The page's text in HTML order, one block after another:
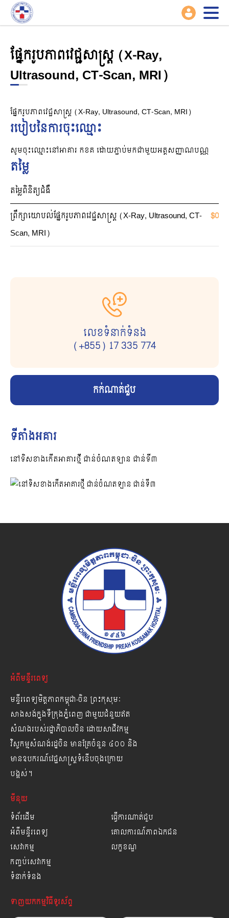
ផ្នែករូបភាពវេជ្ជសាស្ត្រ (X-Ray,
Ultrasound, CT-Scan, MRI)
ផ្នែករូបភាពវេជ្ជសាស្ត្រ (X-Ray, Ultrasound, CT-Scan, MRI)
របៀបនៃការចុះឈ្មោះ
សូមចុះឈ្មោះនៅអាគារ កខគ ដោយភ្ជាប់មកជាមួយអត្តសញ្ញាណបណ្ណ
តម្លៃ
តម្លៃពិនិត្យជំងឺ
ព្រឹក្សាយោបល់ផ្នែករូបភាពវេជ្ជសាស្ត្រ (X-Ray, Ultrasound, CT-
Scan, MRI)
$0
លេខទំនាក់ទំនង
(+855) 17 335 774
កក់ណាត់ជួប
ទីតាំងអគារ
នៅទិសខាងកើតអាគារថ្មី ជាន់ចំណតឡាន ជាន់ទី៣
អំពីមន្ទីរពេទ្យ
មន្ទីរពេទ្យមិត្តភាពកម្ពុជា-ចិន ព្រះកុសុមៈ
សាងសង់ក្នុងទីក្រុងភ្នំពេញ ជាមួយជំនួយឥត
សំណងរបស់រដ្ឋាភិបាលចិន ដោយសាជីវកម្ម
វិស្វកម្មសំណង់រដ្ឋចិន មានគ្រែចំនួន ៤០០ និង
មានឧបករណ៍វេជ្ជសាស្ត្រទំនើបចុងក្រោយ
បង្អស់។
មីនុយ
ទំព័រដើម
អំពីមន្ទីរពេទ្យ
សេវាកម្ម
កញ្ចប់សេវាកម្ម
ទំនាក់ទំនង
ធ្វើការណាត់ជួប
គោលការណ៍ភាពឯកជន
លក្ខខណ្ឌ
ទាញយកកម្មវិធីទូរស័ព្ទ